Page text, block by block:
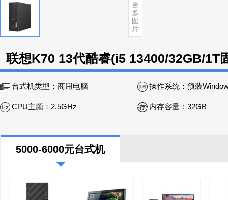
更
多
图
片
联想K70 13代酷睿(i5 13400/32GB/1T
台式机类型： 商用电脑 操作系统： 预装Windows 11 Home Basic
CPU主频： 2.5GHz 内存容量： 32GB
5000-6000元台式机